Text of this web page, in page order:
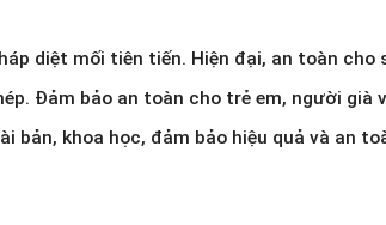
diệt mối tiên tiến. Hiện đại, an toàn
Đảm bảo an toàn cho trẻ em, người già
bản, khoa học, đảm bảo hiệu quả và an